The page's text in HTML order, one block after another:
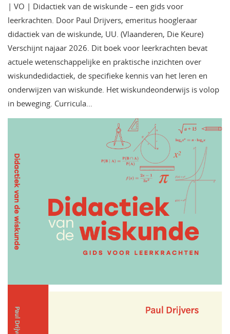
| VO | Didactiek van de wiskunde – een gids voor
leerkrachten. Door Paul Drijvers, emeritus hoogleraar
didactiek van de wiskunde, UU. (Vlaanderen, Die Keure)
Verschijnt najaar 2026. Dit boek voor leerkrachten bevat
actuele wetenschappelijke en praktische inzichten over
wiskundedidactiek, de specifieke kennis van het leren en
onderwijzen van wiskunde. Het wiskundeonderwijs is volop
in beweging. Curricula…